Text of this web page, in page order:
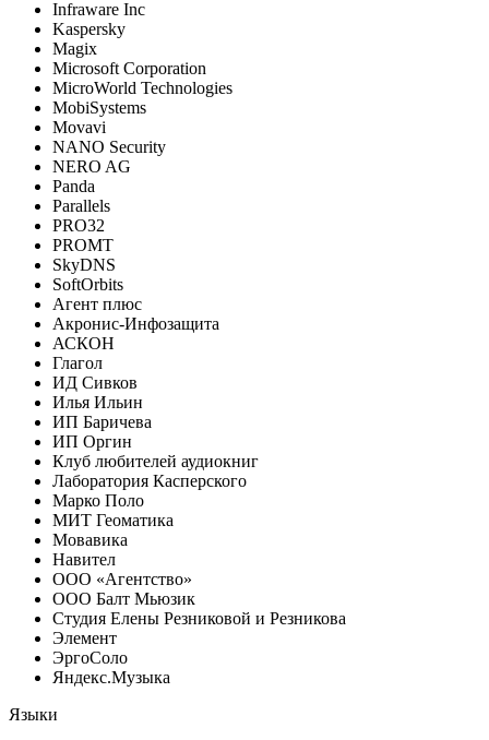
Infraware Inc
Kaspersky
Magix
Microsoft Corporation
MicroWorld Technologies
MobiSystems
Movavi
NANO Security
NERO AG
Panda
Parallels
PRO32
PROMT
SkyDNS
SoftOrbits
Агент плюс
Акронис-Инфозащита
АСКОН
Глагол
ИД Сивков
Илья Ильин
ИП Баричева
ИП Оргин
Клуб любителей аудиокниг
Лаборатория Касперского
Марко Поло
МИТ Геоматика
Мовавика
Навител
ООО «Агентство»
ООО Балт Мьюзик
Студия Елены Резниковой и Резникова
Элемент
ЭргоСоло
Яндекс.Музыка
Языки